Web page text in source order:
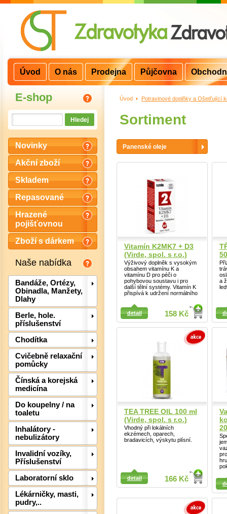
E-shop
Novinky
Akční zboží
Skladem
Repasované
Hrazené
pojišťovnou
Zboží s dárkem
Naše nabídka
Bandáže, Ortézy,
Obinadla, Manžety,
Dlahy
Berle, hole.
příslušenství
Chodítka
Cvičebně relaxační
pomůcky
Čínská a korejská
medicína
Do koupelny / na
toaletu
Inhalátory -
nebulizátory
Invalidní vozíky,
Příslušenství
Laboratorní sklo
Lékárničky, masti,
pudry,..
Úvod > Potravinové doplňky a Ošetřující
Sortiment
Panenské oleje
Vitamín K2MK7 + D3
(Virde, spol. s r.o.)
Výživový doplněk s vysokým
obsahem vitamínu K a
vitamínu D pro péči o
pohybovou soustavu i pro
další tělní systémy. Vitamín K
přispívá k udržení normálního
158 Kč
detail
a
Detail
Detail
TEA TREE OIL 100 ml
(Virde, spol. s r.o.)
Vhodný při lokálních
ekzémech, oparech,
bradavicích, výskytu plísní.
166 Kč
detail
Detail
Detail
Úvod O nás Prodejna Půjčovna